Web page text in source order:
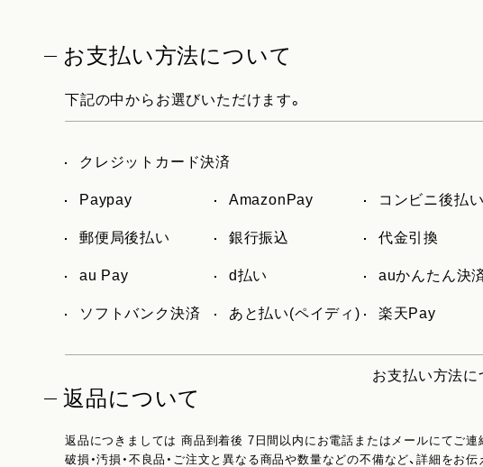
お支払い方法について
下記の中からお選びいただけます。
クレジットカード決済
Paypay AmazonPay コンビニ後払い
郵便局後払い 銀行振込 代金引換
au Pay d払い auかんたん決
ソフトバンク決済 あと払い(ペイディ) 楽天Pay
お支払い方法
返品について
返品につきましては 商品到着後 7日間以内にお電話またはメールにてご連
破損・汚損・不良品・ご注文と異なる商品や数量などの不備など、詳細をお伝